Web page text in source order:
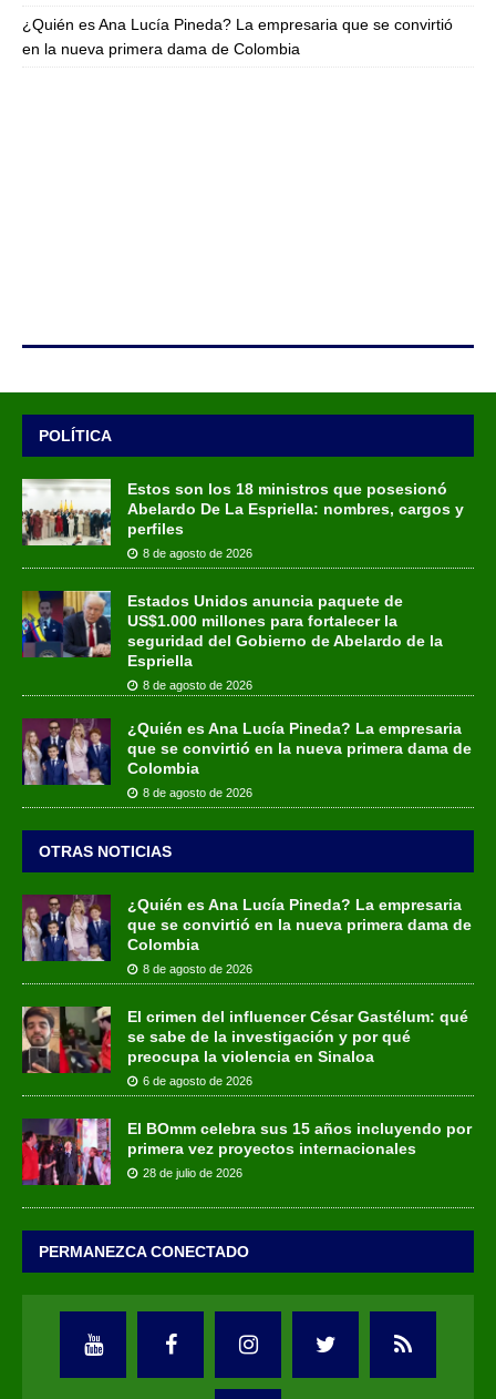
¿Quién es Ana Lucía Pineda? La empresaria que se convirtió
en la nueva primera dama de Colombia
POLÍTICA
Estos son los 18 ministros que posesionó
Abelardo De La Espriella: nombres, cargos y
perfiles
8 de agosto de 2026
Estados Unidos anuncia paquete de
US$1.000 millones para fortalecer la
seguridad del Gobierno de Abelardo de la
Espriella
8 de agosto de 2026
¿Quién es Ana Lucía Pineda? La empresaria
que se convirtió en la nueva primera dama de
Colombia
8 de agosto de 2026
OTRAS NOTICIAS
¿Quién es Ana Lucía Pineda? La empresaria
que se convirtió en la nueva primera dama de
Colombia
8 de agosto de 2026
El crimen del influencer César Gastélum: qué
se sabe de la investigación y por qué
preocupa la violencia en Sinaloa
6 de agosto de 2026
El BOmm celebra sus 15 años incluyendo por
primera vez proyectos internacionales
28 de julio de 2026
PERMANEZCA CONECTADO